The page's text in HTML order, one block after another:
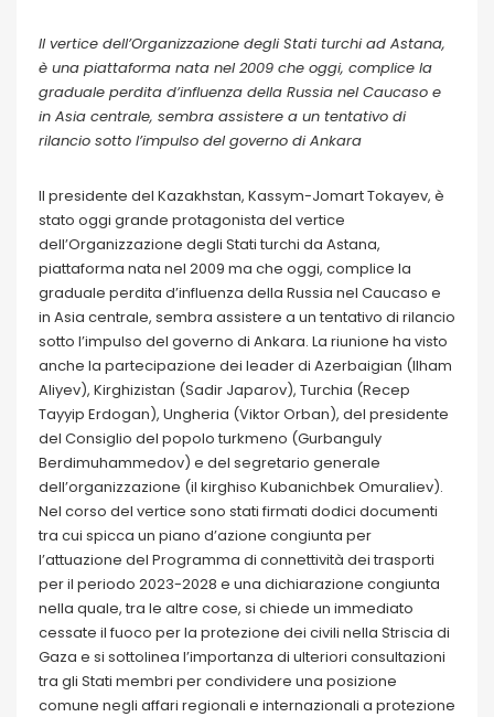
Il vertice dell’Organizzazione degli Stati turchi ad Astana,
è una piattaforma nata nel 2009 che oggi, complice la
graduale perdita d’influenza della Russia nel Caucaso e
in Asia centrale, sembra assistere a un tentativo di
rilancio sotto l’impulso del governo di Ankara
Il presidente del Kazakhstan, Kassym-Jomart Tokayev, è
stato oggi grande protagonista del vertice
dell’Organizzazione degli Stati turchi da Astana,
piattaforma nata nel 2009 ma che oggi, complice la
graduale perdita d’influenza della Russia nel Caucaso e
in Asia centrale, sembra assistere a un tentativo di rilancio
sotto l’impulso del governo di Ankara. La riunione ha visto
anche la partecipazione dei leader di Azerbaigian (Ilham
Aliyev), Kirghizistan (Sadir Japarov), Turchia (Recep
Tayyip Erdogan), Ungheria (Viktor Orban), del presidente
del Consiglio del popolo turkmeno (Gurbanguly
Berdimuhammedov) e del segretario generale
dell’organizzazione (il kirghiso Kubanichbek Omuraliev).
Nel corso del vertice sono stati firmati dodici documenti
tra cui spicca un piano d’azione congiunta per
l’attuazione del Programma di connettività dei trasporti
per il periodo 2023-2028 e una dichiarazione congiunta
nella quale, tra le altre cose, si chiede un immediato
cessate il fuoco per la protezione dei civili nella Striscia di
Gaza e si sottolinea l’importanza di ulteriori consultazioni
tra gli Stati membri per condividere una posizione
comune negli affari regionali e internazionali a protezione